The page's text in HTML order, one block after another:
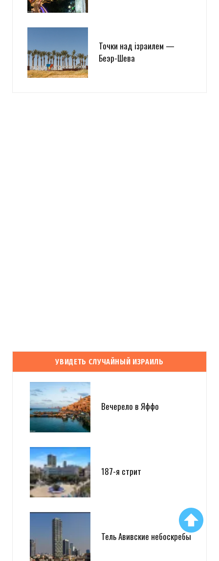
Точки над iзраилем —
Беэр-Шева
УВИДЕТЬ СЛУЧАЙНЫЙ ИЗРАИЛЬ
Вечерело в Яффо
187-я стрит
Тель Авивские небоскребы